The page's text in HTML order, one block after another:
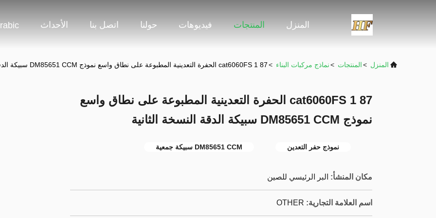
المنزل المنتجات فيديوهات حولنا اتصل بنا الأحداث
المنزل >المنتجات >نماذج مركبات البناء >cat6060FS 1 87 الحفرة التعدينية المطبوعة على نطاق واسع نموذج DM85651 CCM سبيكة الدقة النسخة الثانية
cat6060FS 1 87 الحفرة التعدينية المطبوعة على نطاق واسع
نموذج DM85651 CCM سبيكة الدقة النسخة الثانية
نموذج حفر التعدين DM85651 CCM سبيكة جمعية
مكان المنشأ: البر الرئيسي للصين
اسم العلامة التجارية: OTHER